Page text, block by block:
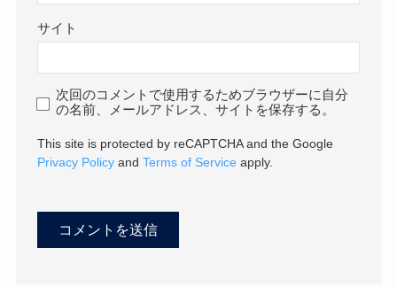
サイト
次回のコメントで使用するためブラウザーに自分
の名前、メールアドレス、サイトを保存する。
This site is protected by reCAPTCHA and the Google
Privacy Policy andTerms of Service apply.